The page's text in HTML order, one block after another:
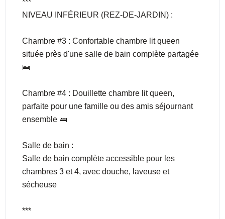
***
NIVEAU INFÉRIEUR (REZ-DE-JARDIN) :
Chambre #3 : Confortable chambre lit queen
située près d'une salle de bain complète partagée
🛌
Chambre #4 : Douillette chambre lit queen,
parfaite pour une famille ou des amis séjournant
ensemble 🛌
Salle de bain :
Salle de bain complète accessible pour les
chambres 3 et 4, avec douche, laveuse et
sécheuse
***